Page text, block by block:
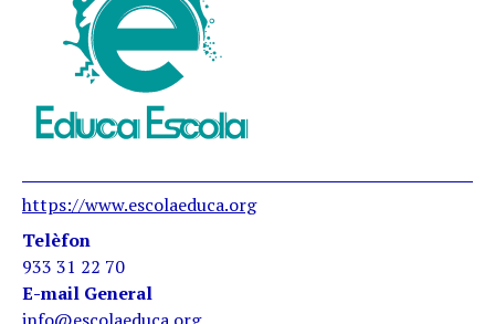
https://www.escolaeduca.org
Telèfon
933 31 22 70
E-mail General